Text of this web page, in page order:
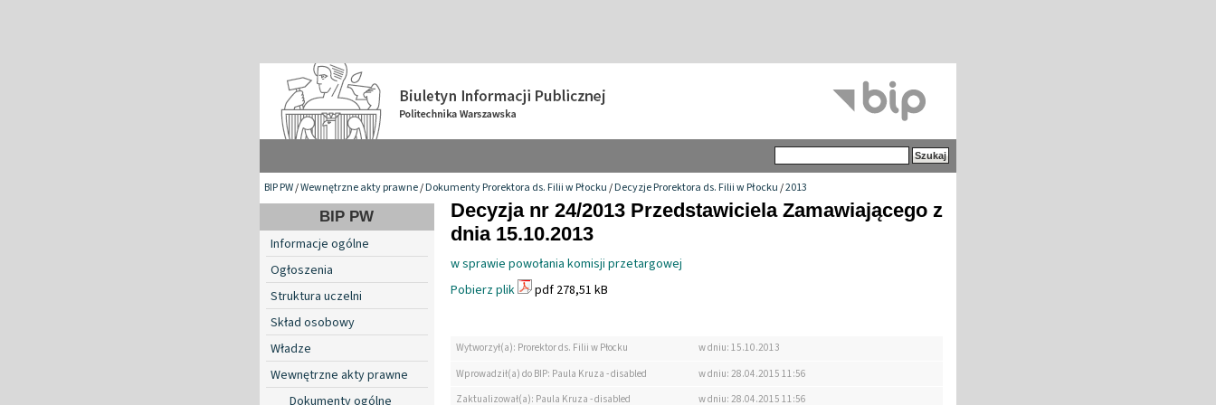
BIP PW/Wewnętrzne akty prawne/Dokumenty Prorektora ds. Filii w Płocku/Decyzje Prorektora ds. Filii w Płocku/2013
BIP PW
Informacje ogólne
Ogłoszenia
Struktura uczelni
Skład osobowy
Władze
Wewnętrzne akty prawne
Dokumenty ogólne
Decyzja nr 24/2013 Przedstawiciela Zamawiającego z
dnia 15.10.2013
w sprawie powołania komisji przetargowej
Pobierz plik
pdf 278,51 kB
Wytworzył(a): Prorektor ds. Filii w Płocku
w dniu: 15.10.2013
Wprowadził(a) do BIP: Paula Kruza - disabled
w dniu: 28.04.2015 11:56
Zaktualizował(a): Paula Kruza - disabled
w dniu: 28.04.2015 11:56